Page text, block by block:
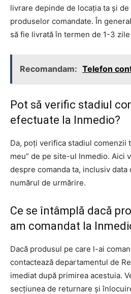
livrare depinde de locația ta și
produselor comandate. În
să fie livrată în termen de 1-3
Recomandam: Telefon
Pot să verific stadiul
efectuate la Inmedio?
Da, poți verifica stadiul comenzii
meu” de pe site-ul Inmedio. Aici
despre comanda ta, inclusiv data
numărul de urmărire.
Ce se întâmplă dacă
am comandat la
Dacă produsul pe care l-ai
contactează departamentul de
imediat după primirea acestuia.
secțiunea de returnare și